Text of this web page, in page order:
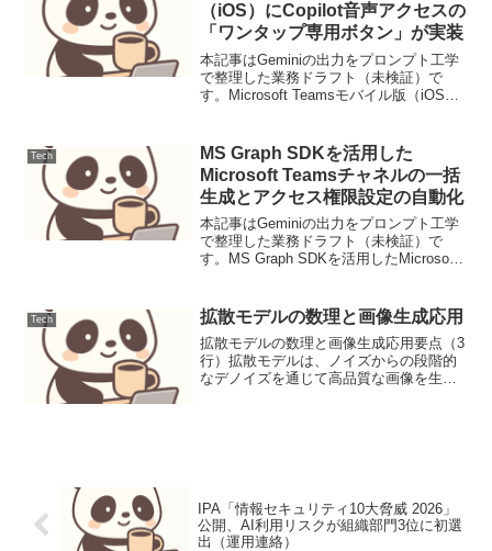
（iOS）にCopilot音声アクセスの
「ワンタップ専用ボタン」が実装
本記事はGeminiの出力をプロンプト工学
で整理した業務ドラフト（未検証）で
す。Microsoft Teamsモバイル版（iOS）
ーム画面から直接Cop...
Tech
MS Graph SDKを活用した
Microsoft Teamsチャネルの一括
生成とアクセス権限設定の自動化
本記事はGeminiの出力をプロンプト工学
で整理した業務ドラフト（未検証）で
す。MS Graph SDKを活用したMicrosoft
組織改編や大規模プロジェクト発...
Tech 拡散モデルの数理と画像生成応用
拡散モデルの数理と画像生成応用要点（3
行）拡散モデルは、ノイズからの段階的
なデノイズを通じて高品質な画像を生成
IPA「情報セキュリティ10大脅威 2026」
公開、AI利用リスクが組織部門3位に初選
出（運用連絡）